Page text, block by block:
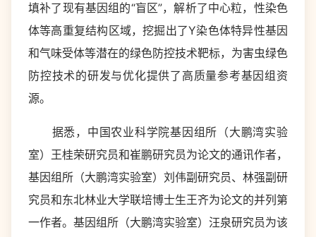
填补了现有基因组的“盲区”，解析了中心粒，性染色
体等高重复结构区域，挖掘出了Y染色体特异性基因
和气味受体等潜在的绿色防控技术靶标，为害虫绿色
防控技术的研发与优化提供了高质量参考基因组资
源。
据悉，中国农业科学院基因组所（大鹏湾实验
室）王桂荣研究员和崔鹏研究员为论文的通讯作者，
基因组所（大鹏湾实验室）刘伟副研究员、林强副研
究员和东北林业大学联培博士生王齐为论文的并列第
一作者。基因组所（大鹏湾实验室）汪泉研究员为该